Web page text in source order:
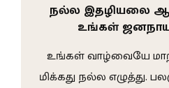
நல்ல இதழியலை
உங்கள்
உங்கள் வாழ்வையே
மிக்கது நல்ல எழுத்து.